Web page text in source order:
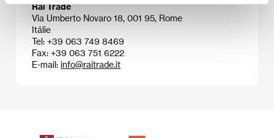
Rai Trade
Via Umberto Novaro 18, 001 95, Rome
Itálie
Tel: +39 063 749 8469
Fax: +39 063 751 6222
E-mail: info@raitrade.it